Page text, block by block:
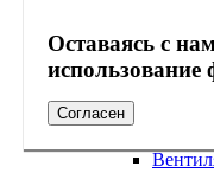
Оставаясь с
использование
Согласен